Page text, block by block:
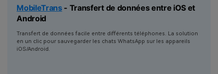
MobileTrans - Transfert de données entre iOS et
Android
Transfert de données facile entre différents téléphones. La solution
en un clic pour sauvegarder les chats WhatsApp sur les appareils
iOS/Android.